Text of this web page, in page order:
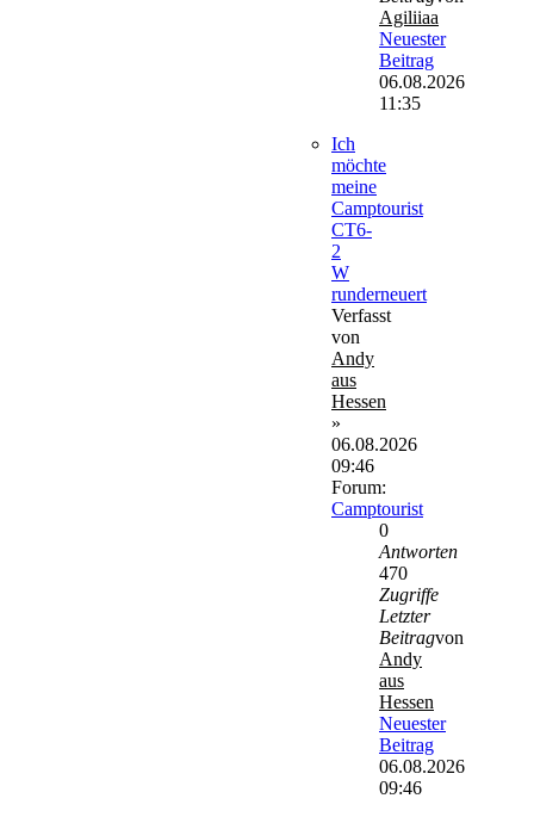
Agiliiaa
Neuester
Beitrag
06.08.2026
11:35
Ich
möchte
meine
Camptourist
CT6-
2
W
runderneuert
Verfasst
von
Andy
aus
Hessen
»
06.08.2026
09:46
Forum:
Camptourist
0
Antworten
470
Zugriffe
Letzter
Beitragvon
Andy
aus
Hessen
Neuester
Beitrag
06.08.2026
09:46